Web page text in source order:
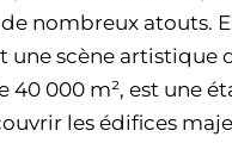
nombreux atouts.
scène artistique
40 000 m², est une
les édifices